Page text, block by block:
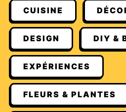
CUISINE
DESIGN DIY &
EXPÉRIENCES
FLEURS & PLANTES